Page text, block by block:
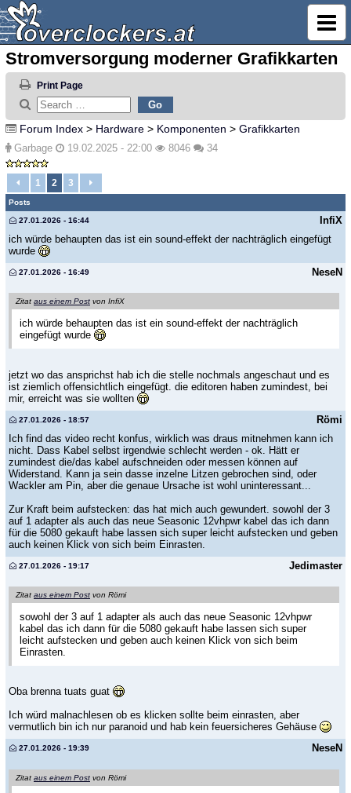
Stromversorgung moderner Grafikkarten
Print Page
Forum Index > Hardware > Komponenten > Grafikkarten
Garbage 19.02.2025 - 22:00 8046 34
1 2 3
Posts
InfiX
27.01.2026 - 16:44
ich würde behaupten das ist ein sound-effekt der nachträglich eingefügt
wurde
NeseN
27.01.2026 - 16:49
Zitat aus einem Post von InfiX
ich würde behaupten das ist ein sound-effekt der nachträglich
eingefügt wurde
jetzt wo das ansprichst hab ich die stelle nochmals angeschaut und es
ist ziemlich offensichtlich eingefügt. die editoren haben zumindest, bei
mir, erreicht was sie wollten
Römi
27.01.2026 - 18:57
Ich find das video recht konfus, wirklich was draus mitnehmen kann ich
nicht. Dass Kabel selbst irgendwie schlecht werden - ok. Hätt er
zumindest die/das kabel aufschneiden oder messen können auf
Widerstand. Kann ja sein dasse inzelne Litzen gebrochen sind, oder
Wackler am Pin, aber die genaue Ursache ist wohl uninteressant...
Zur Kraft beim aufstecken: das hat mich auch gewundert. sowohl der 3
auf 1 adapter als auch das neue Seasonic 12vhpwr kabel das ich dann
für die 5080 gekauft habe lassen sich super leicht aufstecken und geben
auch keinen Klick von sich beim Einrasten.
Jedimaster
27.01.2026 - 19:17
Zitat aus einem Post von Römi
sowohl der 3 auf 1 adapter als auch das neue Seasonic 12vhpwr
kabel das ich dann für die 5080 gekauft habe lassen sich super
leicht aufstecken und geben auch keinen Klick von sich beim
Einrasten.
Oba brenna tuats guat
Ich würd malnachlesen ob es klicken sollte beim einrasten, aber
vermutlich bin ich nur paranoid und hab kein feuersicheres Gehäuse
NeseN
27.01.2026 - 19:39
Zitat aus einem Post von Römi